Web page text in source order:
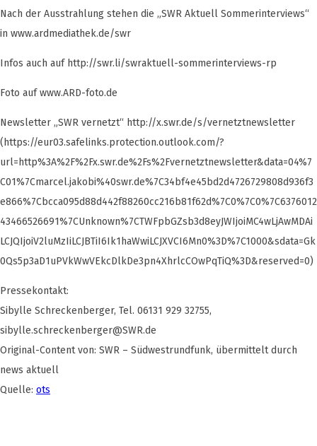
Nach der Ausstrahlung stehen die „SWR Aktuell Sommerinterviews“
in www.ardmediathek.de/swr
Infos auch auf http://swr.li/swraktuell-sommerinterviews-rp
Foto auf www.ARD-foto.de
Newsletter „SWR vernetzt“ http://x.swr.de/s/vernetztnewsletter
(https://eur03.safelinks.protection.outlook.com/?
url=http%3A%2F%2Fx.swr.de%2Fs%2Fvernetztnewsletter&data=04%7
C01%7Cmarcel.jakobi%40swr.de%7C34bf4e45bd2d4726729808d936f3
e866%7Cbcca095d88d442f88260cc216b81f62d%7C0%7C0%7C6376012
43466526691%7CUnknown%7CTWFpbGZsb3d8eyJWIjoiMC4wLjAwMDAi
LCJQIjoiV2luMzIiLCJBTiI6Ik1haWwiLCJXVCI6Mn0%3D%7C1000&sdata=Gk
0Qs5p3aD1uPVkWwVEkcDlkDe3pn4XhrlcCOwPqTiQ%3D&reserved=0)
Pressekontakt:
Sibylle Schreckenberger, Tel. 06131 929 32755,
sibylle.schreckenberger@SWR.de
Original-Content von: SWR – Südwestrundfunk, übermittelt durch
news aktuell
Quelle: ots